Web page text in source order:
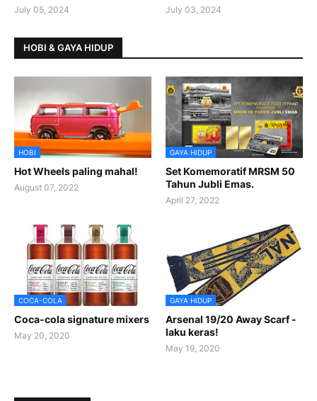
July 05, 2024 July 03, 2024
HOBI & GAYA HIDUP
HOBI
Hot Wheels paling mahal!
August 07, 2022
GAYA HIDUP
Set Komemoratif MRSM 50
Tahun Jubli Emas.
April 27, 2022
COCA-COLA
Coca-cola signature mixers
May 20, 2020
GAYA HIDUP
Arsenal 19/20 Away Scarf -
laku keras!
May 19, 2020